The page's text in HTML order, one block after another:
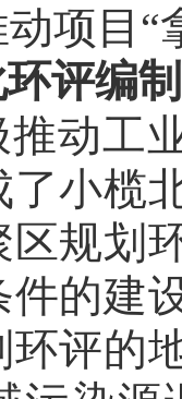
项目“
环评编
推动工
了小榄
区规划
件的建
评的